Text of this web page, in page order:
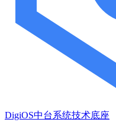
DigiOS中台系统技术底座